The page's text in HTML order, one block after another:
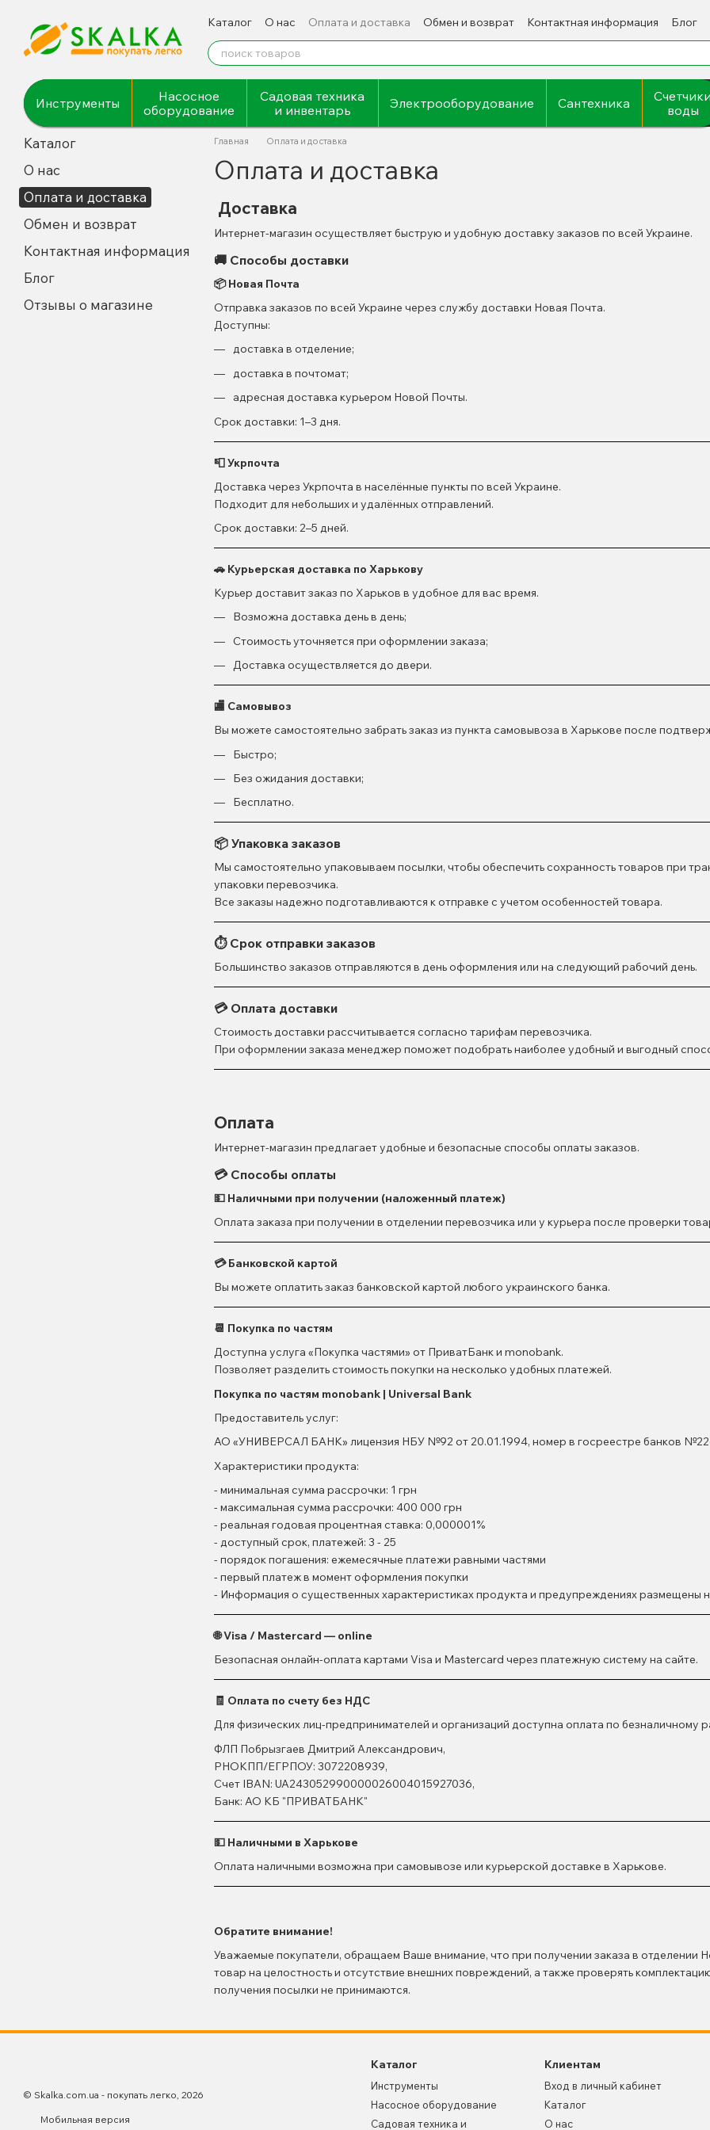
Каталог О нас Оплата и доставка Обмен и возврат Контактная информация Блог
Инструменты
Насосное
оборудование
Садовая техника
и инвентарь
Электрооборудование Сантехника
воды
Главная Оплата и доставка
Оплата и доставка
Доставка
Интернет-магазин осуществляет быструю и удобную доставку заказов по всей Украине.
🚚 Способы доставки
📦 Новая Почта
Отправка заказов по всей Украине через службу доставки Новая Почта.
Доступны:
доставка в отделение;
доставка в почтомат;
адресная доставка курьером Новой Почты.
Срок доставки: 1–3 дня.
📮 Укрпочта
Доставка через Укрпочта в населённые пункты по всей Украине.
Подходит для небольших и удалённых отправлений.
Срок доставки: 2–5 дней.
🚗 Курьерская доставка по Харькову
Курьер доставит заказ по Харьков в удобное для вас время.
Возможна доставка день в день;
Стоимость уточняется при оформлении заказа;
Доставка осуществляется до двери.
🏬 Самовывоз
Вы можете самостоятельно забрать заказ из пункта самовывоза в Харькове после
Быстро;
Без ожидания доставки;
Бесплатно.
📦 Упаковка заказов
Мы самостоятельно упаковываем посылки, чтобы обеспечить сохранность товаров при
упаковки перевозчика.
Все заказы надежно подготавливаются к отправке с учетом особенностей товара.
⏱ Срок отправки заказов
Большинство заказов отправляются в день оформления или на следующий рабочий день.
💳 Оплата доставки
Стоимость доставки рассчитывается согласно тарифам перевозчика.
При оформлении заказа менеджер поможет подобрать наиболее удобный и выгодный
Оплата
Интернет-магазин предлагает удобные и безопасные способы оплаты заказов.
💳 Способы оплаты
💵 Наличными при получении (наложенный платеж)
Оплата заказа при получении в отделении перевозчика или у курьера после проверки
💳 Банковской картой
Вы можете оплатить заказ банковской картой любого украинского банка.
📆 Покупка по частям
Доступна услуга «Покупка частями» от ПриватБанк и monobank.
Позволяет разделить стоимость покупки на несколько удобных платежей.
Покупка по частям monobank | Universal Bank
Предоставитель услуг:
АО «УНИВЕРСАЛ БАНК» лицензия НБУ №92 от 20.01.1994, номер в госреестре банков
Характеристики продукта:
- минимальная сумма рассрочки: 1 грн
- максимальная сумма рассрочки: 400 000 грн
- реальная годовая процентная ставка: 0,000001%
- доступный срок, платежей: 3 - 25
- порядок погашения: ежемесячные платежи равными частями
- первый платеж в момент оформления покупки
- Информация о существенных характеристиках продукта и предупреждениях размещены
🌐 Visa / Mastercard — online
Безопасная онлайн-оплата картами Visa и Mastercard через платежную систему на сайте.
🧾 Оплата по счету без НДС
Для физических лиц-предпринимателей и организаций доступна оплата по безналичному
ФЛП Побрызгаев Дмитрий Александрович,
РНОКПП/ЕГРПОУ: 3072208939,
Счет IBAN: UA243052990000026004015927036,
Банк: АО КБ "ПРИВАТБАНК"
💵 Наличными в Харькове
Оплата наличными возможна при самовывозе или курьерской доставке в Харькове.
Обратите внимание!
Уважаемые покупатели, обращаем Ваше внимание, что при получении заказа в отделении
товар на целостность и отсутствие внешних повреждений, а также проверять
получения посылки не принимаются.
Каталог
О нас
Оплата и доставка
Обмен и возврат
Контактная информация
Блог
Отзывы о магазине
© Skalka.com.ua - покупать легко, 2026
Мобильная версия
Каталог
Инструменты
Насосное оборудование
Садовая техника и
Клиентам
Вход в личный кабинет
Каталог
О нас